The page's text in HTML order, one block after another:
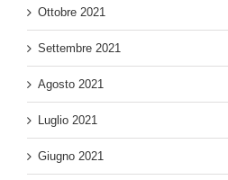
Ottobre 2021
Settembre 2021
Agosto 2021
Luglio 2021
Giugno 2021